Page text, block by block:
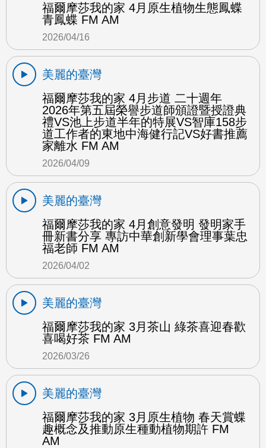
福爾摩莎我的家 4月原生植物生態鳳蝶
青鳳蝶 FM AM
2026/04/16
美麗的臺灣
福爾摩莎我的家 4月步道 二十週年
2026年第五屆榮譽步道師頒證暨授證典
禮VS池上步道半年的特展VS智庫158步
道工作者的東地中海健行記VS好書推薦
家離水 FM AM
2026/04/09
美麗的臺灣
福爾摩莎我的家 4月創意發明 發明家手
冊新書分享 專訪中華創新學會理事葉忠
福老師 FM AM
2026/04/02
美麗的臺灣
福爾摩莎我的家 3月茶山 綠茶喜迎春歡
喜喝好茶 FM AM
2026/03/26
美麗的臺灣
福爾摩莎我的家 3月原生植物 春天賞蝶
趣概念及推動原生種動植物期許 FM
AM